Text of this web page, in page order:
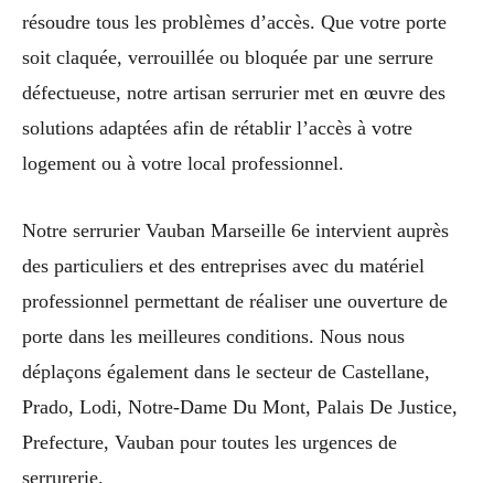
résoudre tous les problèmes d’accès. Que votre porte
soit claquée, verrouillée ou bloquée par une serrure
défectueuse, notre artisan serrurier met en œuvre des
solutions adaptées afin de rétablir l’accès à votre
logement ou à votre local professionnel.
Notre serrurier Vauban Marseille 6e intervient auprès
des particuliers et des entreprises avec du matériel
professionnel permettant de réaliser une ouverture de
porte dans les meilleures conditions. Nous nous
déplaçons également dans le secteur de Castellane,
Prado, Lodi, Notre-Dame Du Mont, Palais De Justice,
Prefecture, Vauban pour toutes les urgences de
serrurerie.